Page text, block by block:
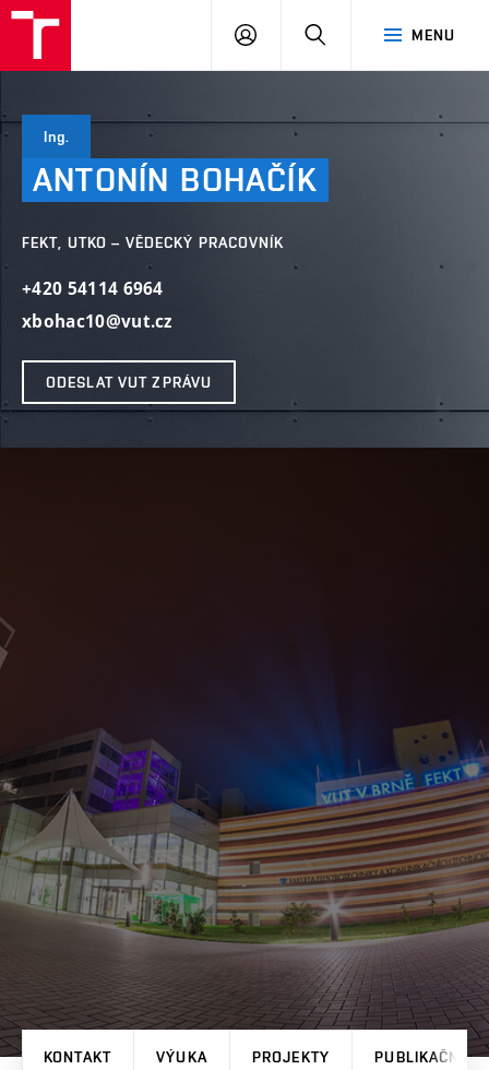
MENU
PŘIHLÁSIT
Ing.
ANTONÍN BOHAČÍK
FEKT, UTKO – VĚDECKÝ PRACOVNÍK
+420 54114 6964
xbohac10@vut.cz
ODESLAT VUT ZPRÁVU
KONTAKT VÝUKA PROJEKTY PUBLIKAČNÍ